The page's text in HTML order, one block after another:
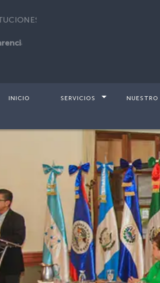
INICIO SERVICIOS